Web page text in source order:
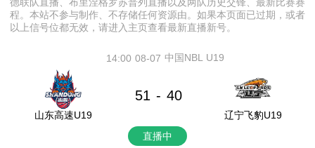
程。本站不参与制作、不存储任何资源由。如果本页面已过期，或者
以上信号位都无效，请进入主页查看最新直播新号。
08-07
14:00 中国NBL U19
山东高速U19
51 - 40
辽宁飞豹U19
直播中